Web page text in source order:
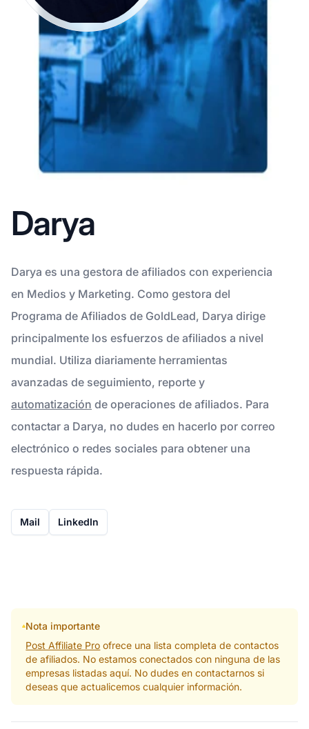
Darya
Darya es una gestora de afiliados con experiencia
en Medios y Marketing. Como gestora del
Programa de Afiliados de GoldLead, Darya dirige
principalmente los esfuerzos de afiliados a nivel
mundial. Utiliza diariamente herramientas
avanzadas de seguimiento, reporte y
automatización de operaciones de afiliados. Para
contactar a Darya, no dudes en hacerlo por correo
electrónico o redes sociales para obtener una
respuesta rápida.
Mail LinkedIn
Nota importante
Post Affiliate Pro ofrece una lista completa de contactos
de afiliados. No estamos conectados con ninguna de las
empresas listadas aquí. No dudes en contactarnos si
deseas que actualicemos cualquier información.